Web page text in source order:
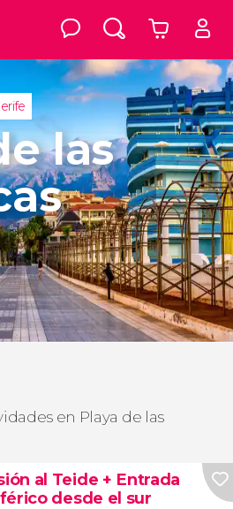
las
en Playa de las
al Teide + Entrada
desde el sur